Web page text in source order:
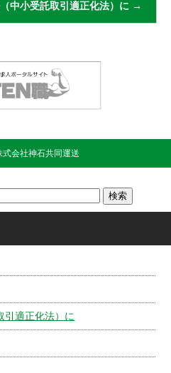
中小受託取引適正化法）に →
式会社神石共同運送
引適正化法）に